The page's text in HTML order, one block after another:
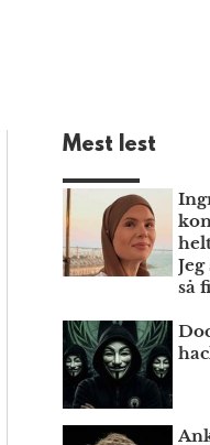
Mest lest
så